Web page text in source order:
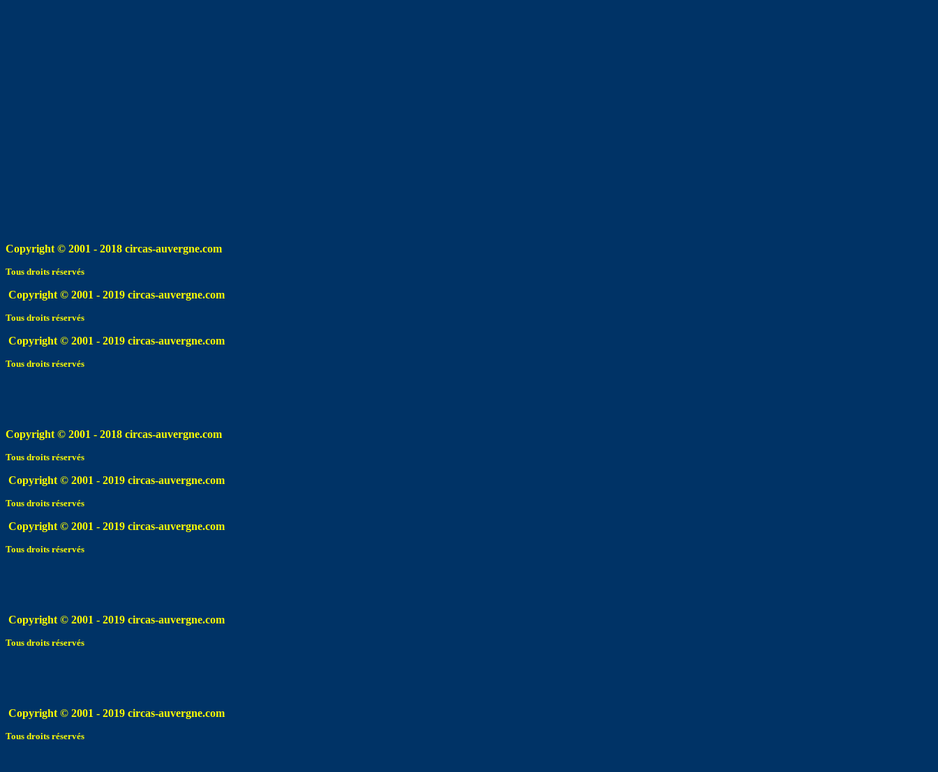
Copyright © 2001 - 2018 circas-auvergne.com
Tous droits réservés
Copyright © 2001 - 2019 circas-auvergne.com
Tous droits réservés
Copyright © 2001 - 2019 circas-auvergne.com
Tous droits réservés
Copyright © 2001 - 2018 circas-auvergne.com
Tous droits réservés
Copyright © 2001 - 2019 circas-auvergne.com
Tous droits réservés
Copyright © 2001 - 2019 circas-auvergne.com
Tous droits réservés
Copyright © 2001 - 2019 circas-auvergne.com
Tous droits réservés
Copyright © 2001 - 2019 circas-auvergne.com
Tous droits réservés